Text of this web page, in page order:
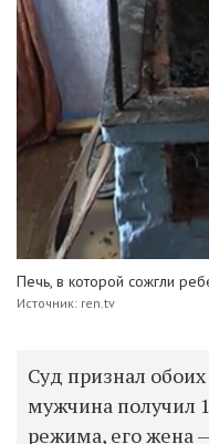
Печь, в которой сожгли
Источник: ren.tv
Суд признал обоих
мужчина получил
режима, его жена